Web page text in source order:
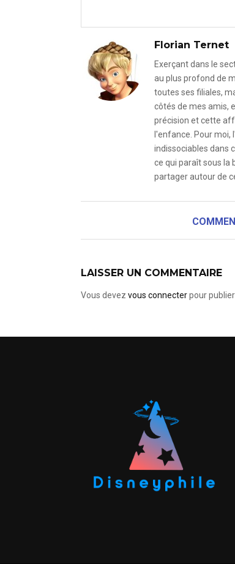
Florian Ternet
Exerçant dans le
au plus profond de
toutes ses filiales,
côtés de mes amis,
précision et cette
l'enfance. Pour moi,
indissociables dans
ce qui paraît sous la
partager autour de
LAISSER UN COMMENTAIRE
Vous devez vous connecterpour